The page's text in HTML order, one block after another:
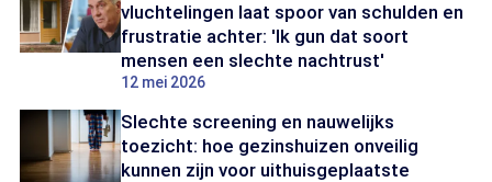
vluchtelingen laat spoor van schulden en
frustratie achter: 'Ik gun dat soort
mensen een slechte nachtrust'
12 mei 2026
Slechte screening en nauwelijks
toezicht: hoe gezinshuizen onveilig
kunnen zijn voor uithuisgeplaatste